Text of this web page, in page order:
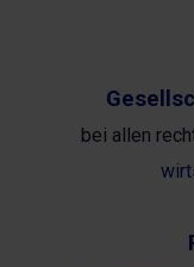
bei allen